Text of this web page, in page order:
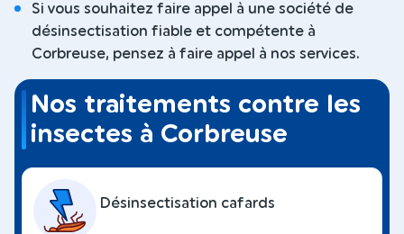
Si vous souhaitez faire appel à une société de
désinsectisation fiable et compétente à
Corbreuse, pensez à faire appel à nos services.
Nos traitements contre les
insectes à Corbreuse
Désinsectisation cafards